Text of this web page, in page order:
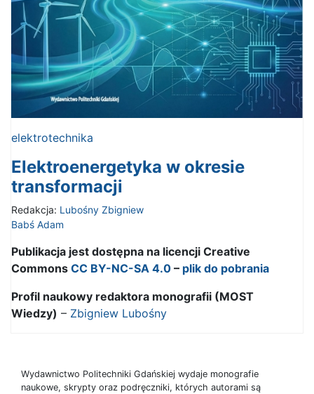
elektrotechnika
Elektroenergetyka w okresie
transformacji
Redakcja: Lubośny Zbigniew
Babś Adam
Publikacja jest dostępna na licencji Creative
Commons CC BY-NC-SA 4.0 – plik do pobrania
Profil naukowy redaktora monografii (MOST
Wiedzy) – Zbigniew Lubośny
Wydawnictwo Politechniki Gdańskiej wydaje monografie
naukowe, skrypty oraz podręczniki, których autorami są